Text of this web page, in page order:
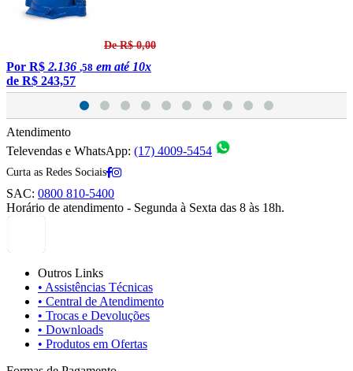
De R$ 0,00
Por R$ 2.136 ,58 em até 10x
de R$ 243,57
Atendimento
Televendas e WhatsApp: (17) 4009-5454
Curta as Redes Sociais
SAC: 0800 810-5400
Horário de atendimento - Segunda à Sexta das 8 às 18h.
Outros Links
• Assistências Técnicas
• Central de Atendimento
• Trocas e Devoluções
• Downloads
• Produtos em Ofertas